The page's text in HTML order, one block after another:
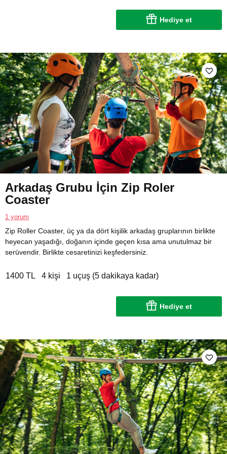
Hediye et
Arkadaş Grubu İçin Zip Roler
Coaster
1 yorum
Zip Roller Coaster, üç ya da dört kişilik arkadaş gruplarının birlikte
heyecan yaşadığı, doğanın içinde geçen kısa ama unutulmaz bir
serüvendir. Birlikte cesaretinizi keşfedersiniz.
1400 TL 4 kişi 1 uçuş (5 dakikaya kadar)
Hediye et